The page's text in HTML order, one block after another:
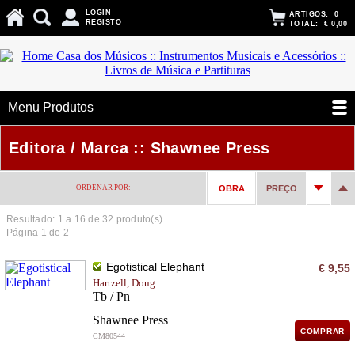
LOGIN
REGISTO
ARTIGOS: 0
TOTAL: € 0,00
Menu Produtos
Editora / Marca :: Shawnee Press
ORDENAR POR: OBRA PREÇO
Resultado: 1 a 16 de 32 produto(s)
Página 1 de 2
Egotistical Elephant
Hartzell, Doug
Tb / Pn
Shawnee Press
CM80544
€ 9,55
COMPRAR